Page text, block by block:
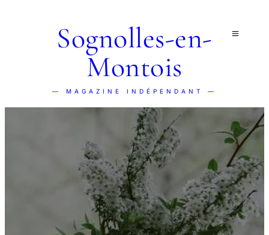
Sognolles-en-
Montois
— MAGAZINE INDÉPENDANT —